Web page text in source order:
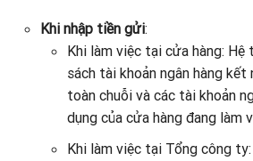
Khi nhập tiền gửi:
Khi làm việc tại cửa hàng: Hệ
sách tài khoản ngân hàng
toàn chuỗi và các tài khoản
dụng của cửa hàng đang làm
Khi làm việc tại Tổng công